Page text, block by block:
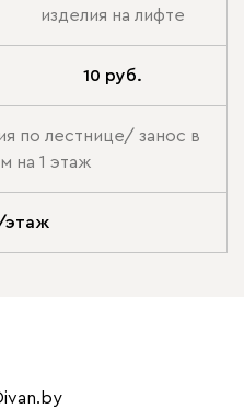
изделия на лифте
10 руб.
по лестнице/ занос в
на 1 этаж
этаж